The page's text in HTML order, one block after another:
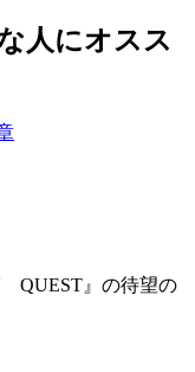
人にオスス
QUEST』の待望の